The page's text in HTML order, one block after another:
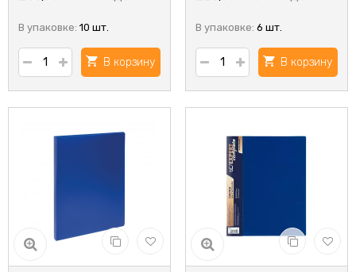
В упаковке: 10 шт.
В корзину
В упаковке: 6 шт.
В корзину